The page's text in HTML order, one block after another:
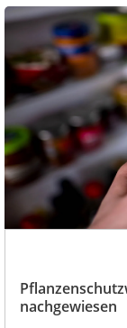
nachgewiesen